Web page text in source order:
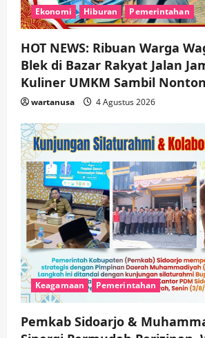
Ekonomi Hiburan Pemerintahan
HOT NEWS: Ribuan Warga
Blek di Bazar Rakyat Jalan
Kuliner UMKM Sambil
wartanusa 4 Agustus 2026
Keagamaan Pemerintahan
Pemkab Sidoarjo &